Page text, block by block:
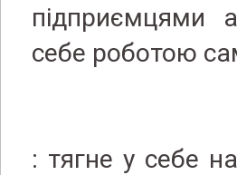
підприємцями
себе роботою
: тягне у себе